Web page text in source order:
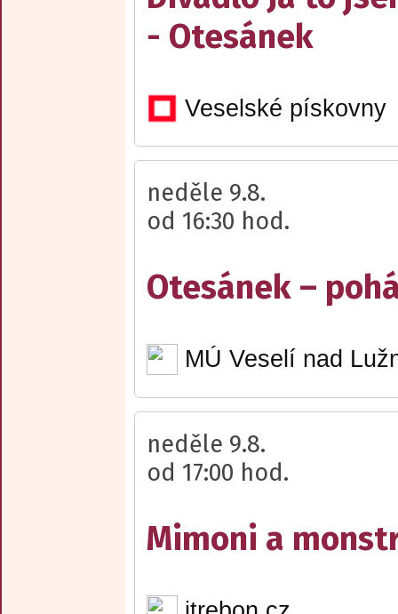
- Otesánek
Veselské pískovny
neděle 9.8.
od 16:30 hod.
Otesánek –
MÚ Veselí nad
neděle 9.8.
od 17:00 hod.
Mimoni a